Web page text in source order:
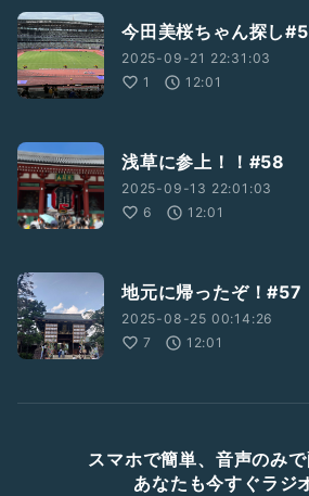
今田美桜ちゃん探し
2025-09-21 22:31:03
1
12:01
浅草に参上！！#58
2025-09-13 22:01:03
6
12:01
地元に帰ったぞ！#57
2025-08-25 00:14:26
7
12:01
スマホで簡単、音声のみで
あなたも今すぐラジ